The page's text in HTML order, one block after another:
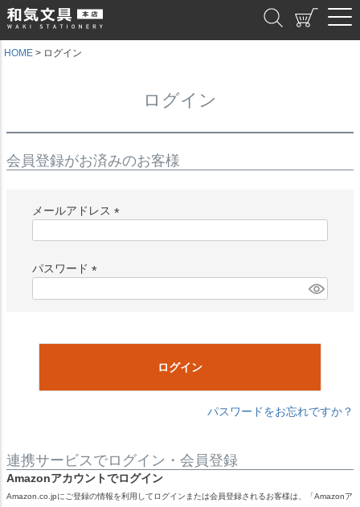
HOME ログイン
ログイン
会員登録がお済みのお客様
メールアドレス
)
パスワード
)
ログイン
パスワードをお忘れですか？
連携サービスでログイン・会員登録
Amazonアカウントでログイン
Amazon.co.jpにご登録の情報を利用してログインまたは会員登録されるお客様は、「Amazonア